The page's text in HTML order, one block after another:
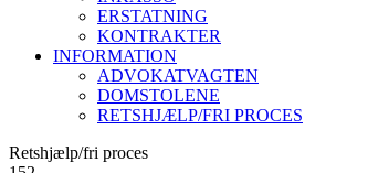
ERSTATNING
KONTRAKTER
INFORMATION
ADVOKATVAGTEN
DOMSTOLENE
RETSHJÆLP/FRI PROCES
Retshjælp/fri proces